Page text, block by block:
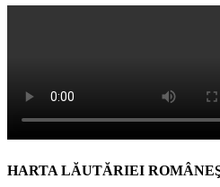
HARTA LĂUTĂRIEI